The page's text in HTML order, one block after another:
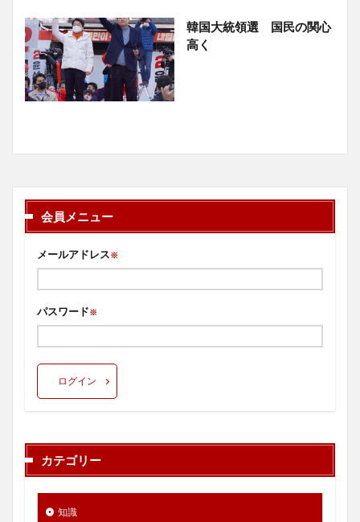
韓国大統領選 国民の関心
高く
会員メニュー
メールアドレス※
パスワード※
ログイン
カテゴリー
知識